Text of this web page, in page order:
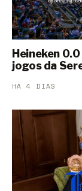
Heineken 0.0
jogos da
HÁ 4 DIAS